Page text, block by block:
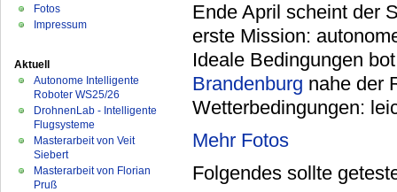
Fotos
Impressum
Aktuell
Autonome Intelligente
Roboter WS25/26
DrohnenLab - Intelligente
Flugsysteme
Masterarbeit von Veit
Siebert
Masterarbeit von Florian
Pruß
Ende April scheint der
erste Mission:
Ideale Bedingungen
Brandenburg nahe der
Wetterbedingungen:
Mehr Fotos
Folgendes sollte